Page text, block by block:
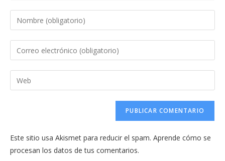
Introduce
tu
nombre
de
usuario
Introduce
tu
dirección
de
comentar
Introduce
la
web
(opcional)
Este sitio usa Akismet para reducir el spam. Aprende cómo se
procesan los datos de tus comentarios.